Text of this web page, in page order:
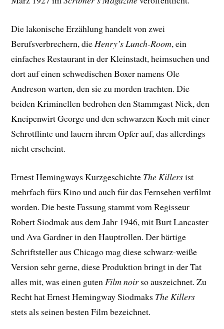
Die lakonische Erzählung handelt von zwei
Berufsverbrechern, dieHenry’s Lunch-Room, ein
einfaches Restaurant in der Kleinstadt, heimsuchen und
dort auf einen schwedischen Boxer namens Ole
Andreson warten, den sie zu morden trachten. Die
beiden Kriminellen bedrohen den Stammgast Nick, den
Kneipenwirt George und den schwarzen Koch mit einer
Schrotflinte und lauern ihrem Opfer auf, das allerdings
nicht erscheint.
Ernest Hemingways Kurzgeschichte The Killersist
mehrfach fürs Kino und auch für das Fernsehen verfilmt
worden. Die beste Fassung stammt vom Regisseur
Robert Siodmak aus dem Jahr 1946, mit Burt Lancaster
und Ava Gardner in den Hauptrollen. Der bärtige
Schriftsteller aus Chicago mag diese schwarz-weiße
Version sehr gerne, diese Produktion bringt in der Tat
alles mit, was einen gutenFilm noirso auszeichnet. Zu
Recht hat Ernest Hemingway Siodmaks The Killers
stets als seinen besten Film bezeichnet.